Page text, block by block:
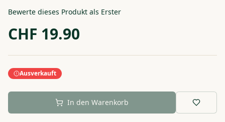
Bewerte dieses Produkt als Erster
CHF 19.90
Ausverkauft
In den Warenkorb